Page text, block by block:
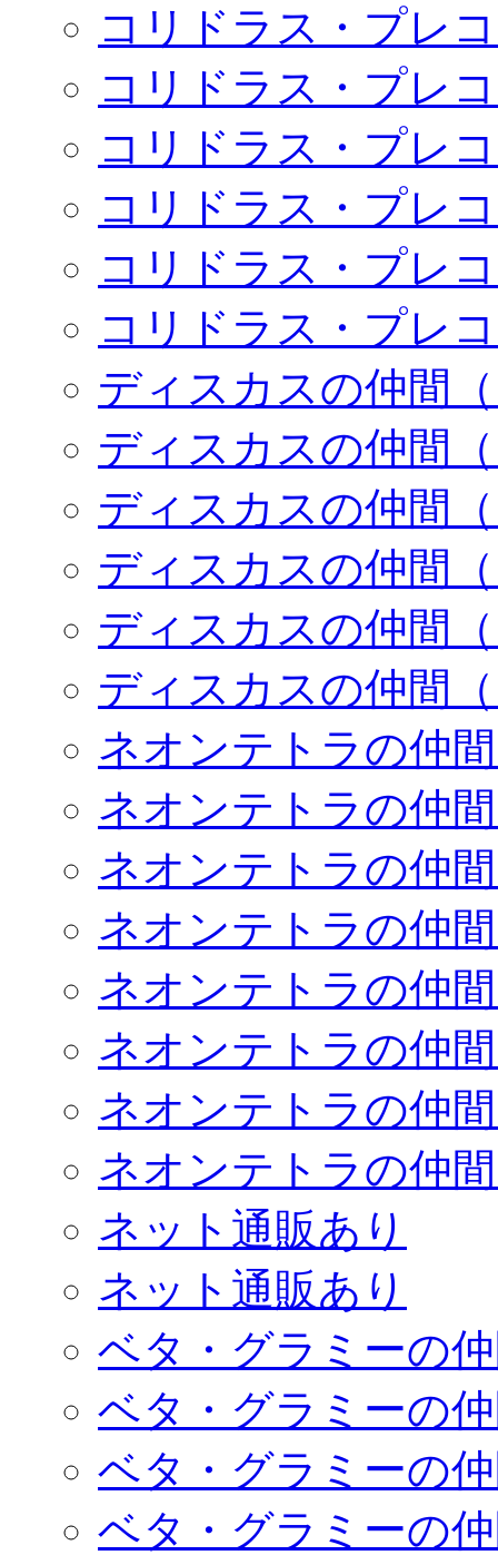
コリドラス・プレ
コリドラス・プレ
コリドラス・プレ
コリドラス・プレ
コリドラス・プレ
コリドラス・プレ
ディスカスの仲間
ディスカスの仲間
ディスカスの仲間
ディスカスの仲間
ディスカスの仲間
ディスカスの仲間
ネオンテトラの仲
ネオンテトラの仲
ネオンテトラの仲
ネオンテトラの仲
ネオンテトラの仲
ネオンテトラの仲
ネオンテトラの仲
ネオンテトラの仲
ネット通販あり
ネット通販あり
ベタ・グラミーの
ベタ・グラミーの
ベタ・グラミーの
ベタ・グラミーの